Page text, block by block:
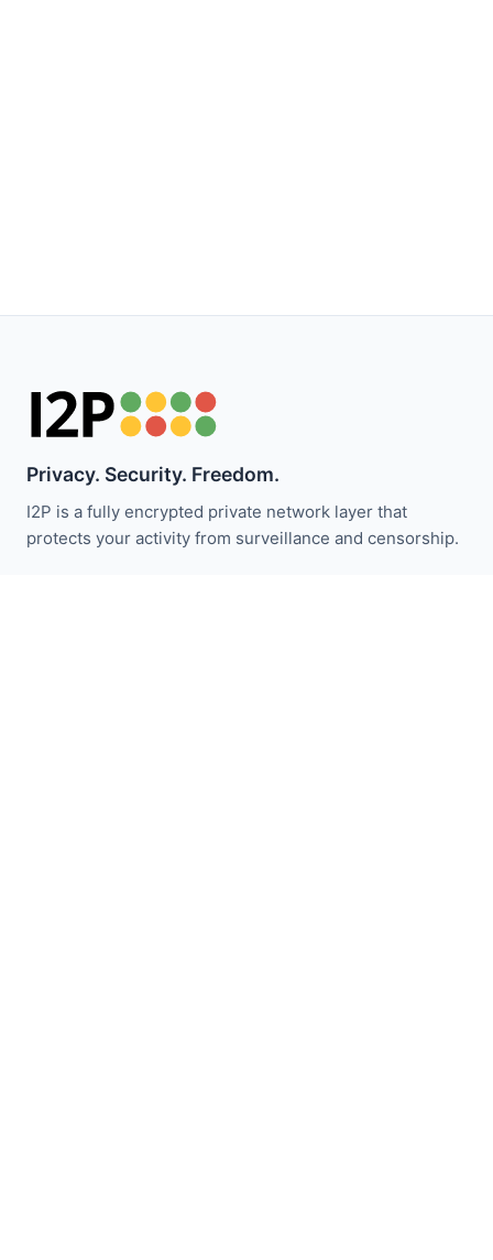
Privacy. Security. Freedom.
I2P is a fully encrypted private network layer that
protects your activity from surveillance and censorship.